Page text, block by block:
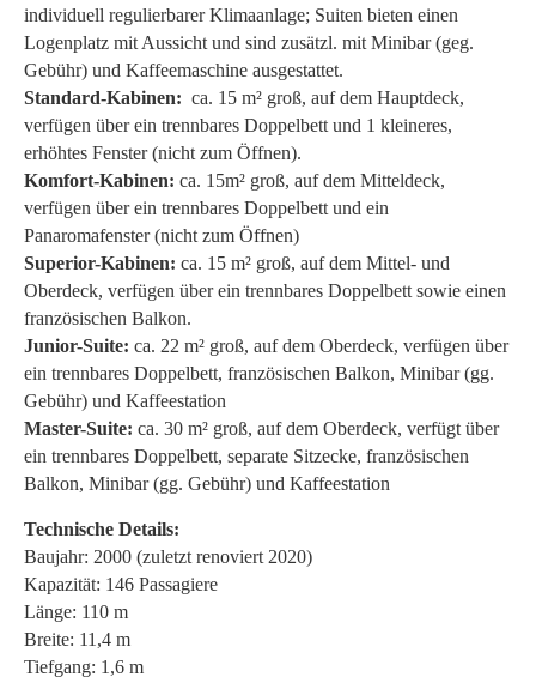
individuell regulierbarer Klimaanlage; Suiten bieten einen
Logenplatz mit Aussicht und sind zusätzl. mit Minibar (geg.
Gebühr) und Kaffeemaschine ausgestattet.
Standard-Kabinen: ca. 15 m² groß, auf dem Hauptdeck,
verfügen über ein trennbares Doppelbett und 1 kleineres,
erhöhtes Fenster (nicht zum Öffnen).
Komfort-Kabinen: ca. 15m² groß, auf dem Mitteldeck,
verfügen über ein trennbares Doppelbett und ein
Panaromafenster (nicht zum Öffnen)
Superior-Kabinen: ca. 15 m² groß, auf dem Mittel- und
Oberdeck, verfügen über ein trennbares Doppelbett sowie einen
französischen Balkon.
Junior-Suite: ca. 22 m² groß, auf dem Oberdeck, verfügen über
ein trennbares Doppelbett, französischen Balkon, Minibar (gg.
Gebühr) und Kaffeestation
Master-Suite: ca. 30 m² groß, auf dem Oberdeck, verfügt über
ein trennbares Doppelbett, separate Sitzecke, französischen
Balkon, Minibar (gg. Gebühr) und Kaffeestation
Technische Details:
Baujahr: 2000 (zuletzt renoviert 2020)
Kapazität: 146 Passagiere
Länge: 110 m
Breite: 11,4 m
Tiefgang: 1,6 m